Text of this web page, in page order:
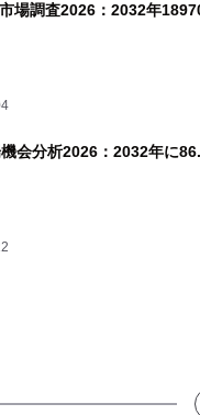
場調査2026：2032年
会分析2026：2032年に